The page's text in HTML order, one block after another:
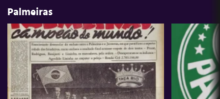
Palmeiras